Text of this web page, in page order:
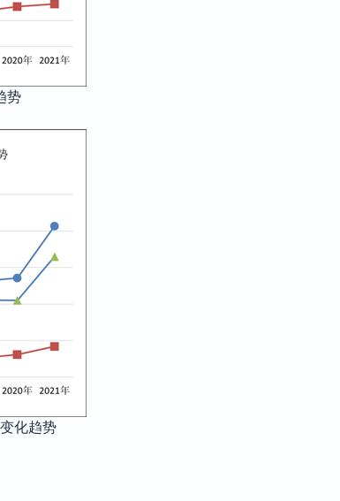
势
化趋势